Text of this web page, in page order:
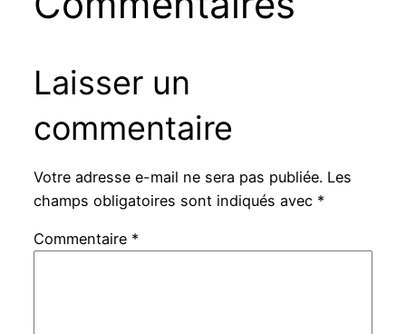
Laisser un
commentaire
Votre adresse e-mail ne sera pas publiée. Les
champs obligatoires sont indiqués avec *
Commentaire *